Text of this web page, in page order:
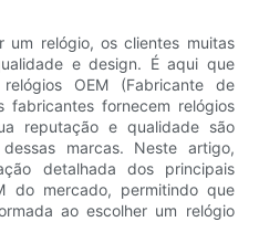
relógio, os clientes muitas
e design. É aqui que
OEM (Fabricante de
fabricantes fornecem relógios
reputação e qualidade são
marcas. Neste artigo,
detalhada dos principais
do mercado, permitindo que
ao escolher um relógio